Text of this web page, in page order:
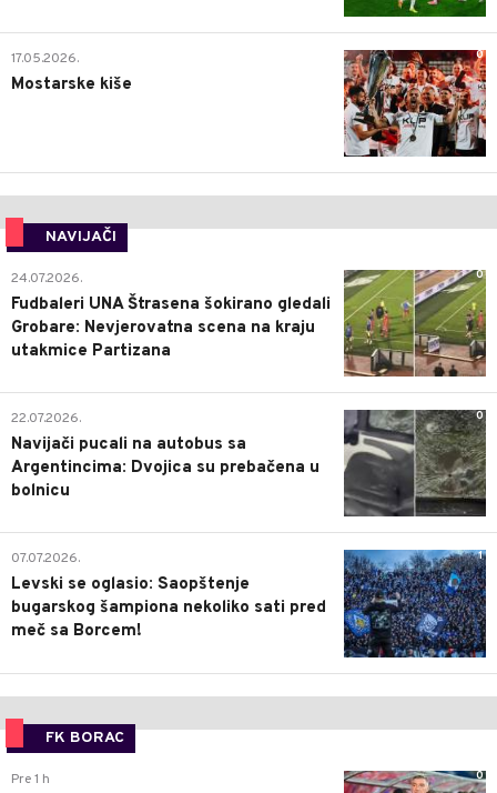
0
17.05.2026.
Mostarske kiše
NAVIJAČI
0
24.07.2026.
Fudbaleri UNA Štrasena šokirano gledali
Grobare: Nevjerovatna scena na kraju
utakmice Partizana
0
22.07.2026.
Navijači pucali na autobus sa
Argentincima: Dvojica su prebačena u
bolnicu
1
07.07.2026.
Levski se oglasio: Saopštenje
bugarskog šampiona nekoliko sati pred
meč sa Borcem!
FK BORAC
0
Pre 1 h